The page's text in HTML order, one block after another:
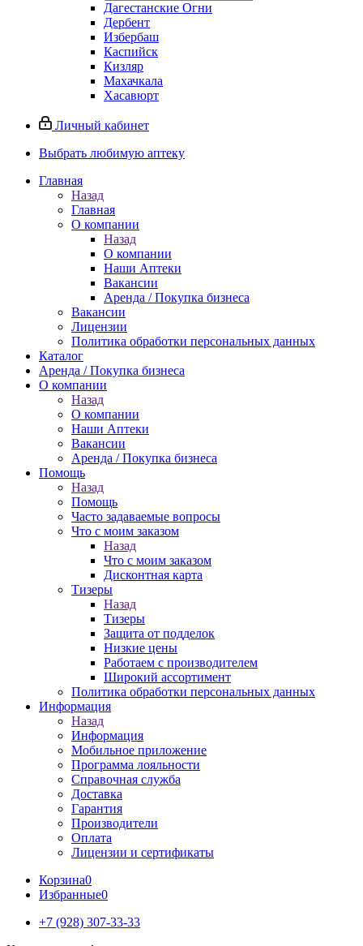
Дагестанские Огни
Дербент
Избербаш
Каспийск
Кизляр
Махачкала
Хасавюрт
Личный кабинет
Выбрать любимую аптеку
Главная
Назад
Главная
О компании
Назад
О компании
Наши Аптеки
Вакансии
Аренда / Покупка бизнеса
Вакансии
Лицензии
Политика обработки персональных данных
Каталог
Аренда / Покупка бизнеса
О компании
Назад
О компании
Наши Аптеки
Вакансии
Аренда / Покупка бизнеса
Помощь
Назад
Помощь
Часто задаваемые вопросы
Что с моим заказом
Назад
Что с моим заказом
Дисконтная карта
Тизеры
Назад
Тизеры
Защита от подделок
Низкие цены
Работаем с производителем
Широкий ассортимент
Политика обработки персональных данных
Информация
Назад
Информация
Мобильное приложение
Программа лояльности
Справочная служба
Доставка
Гарантия
Производители
Оплата
Лицензии и сертификаты
Корзина0
Избранные0
+7 (928) 307-33-33